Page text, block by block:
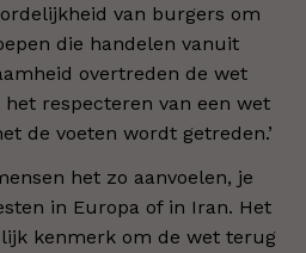
van burgers om
die handelen vanuit
overtreden de wet
respecteren van een wet
de voeten wordt getreden.’
het zo aanvoelen, je
in Europa of in Iran. Het
kenmerk om de wet terug